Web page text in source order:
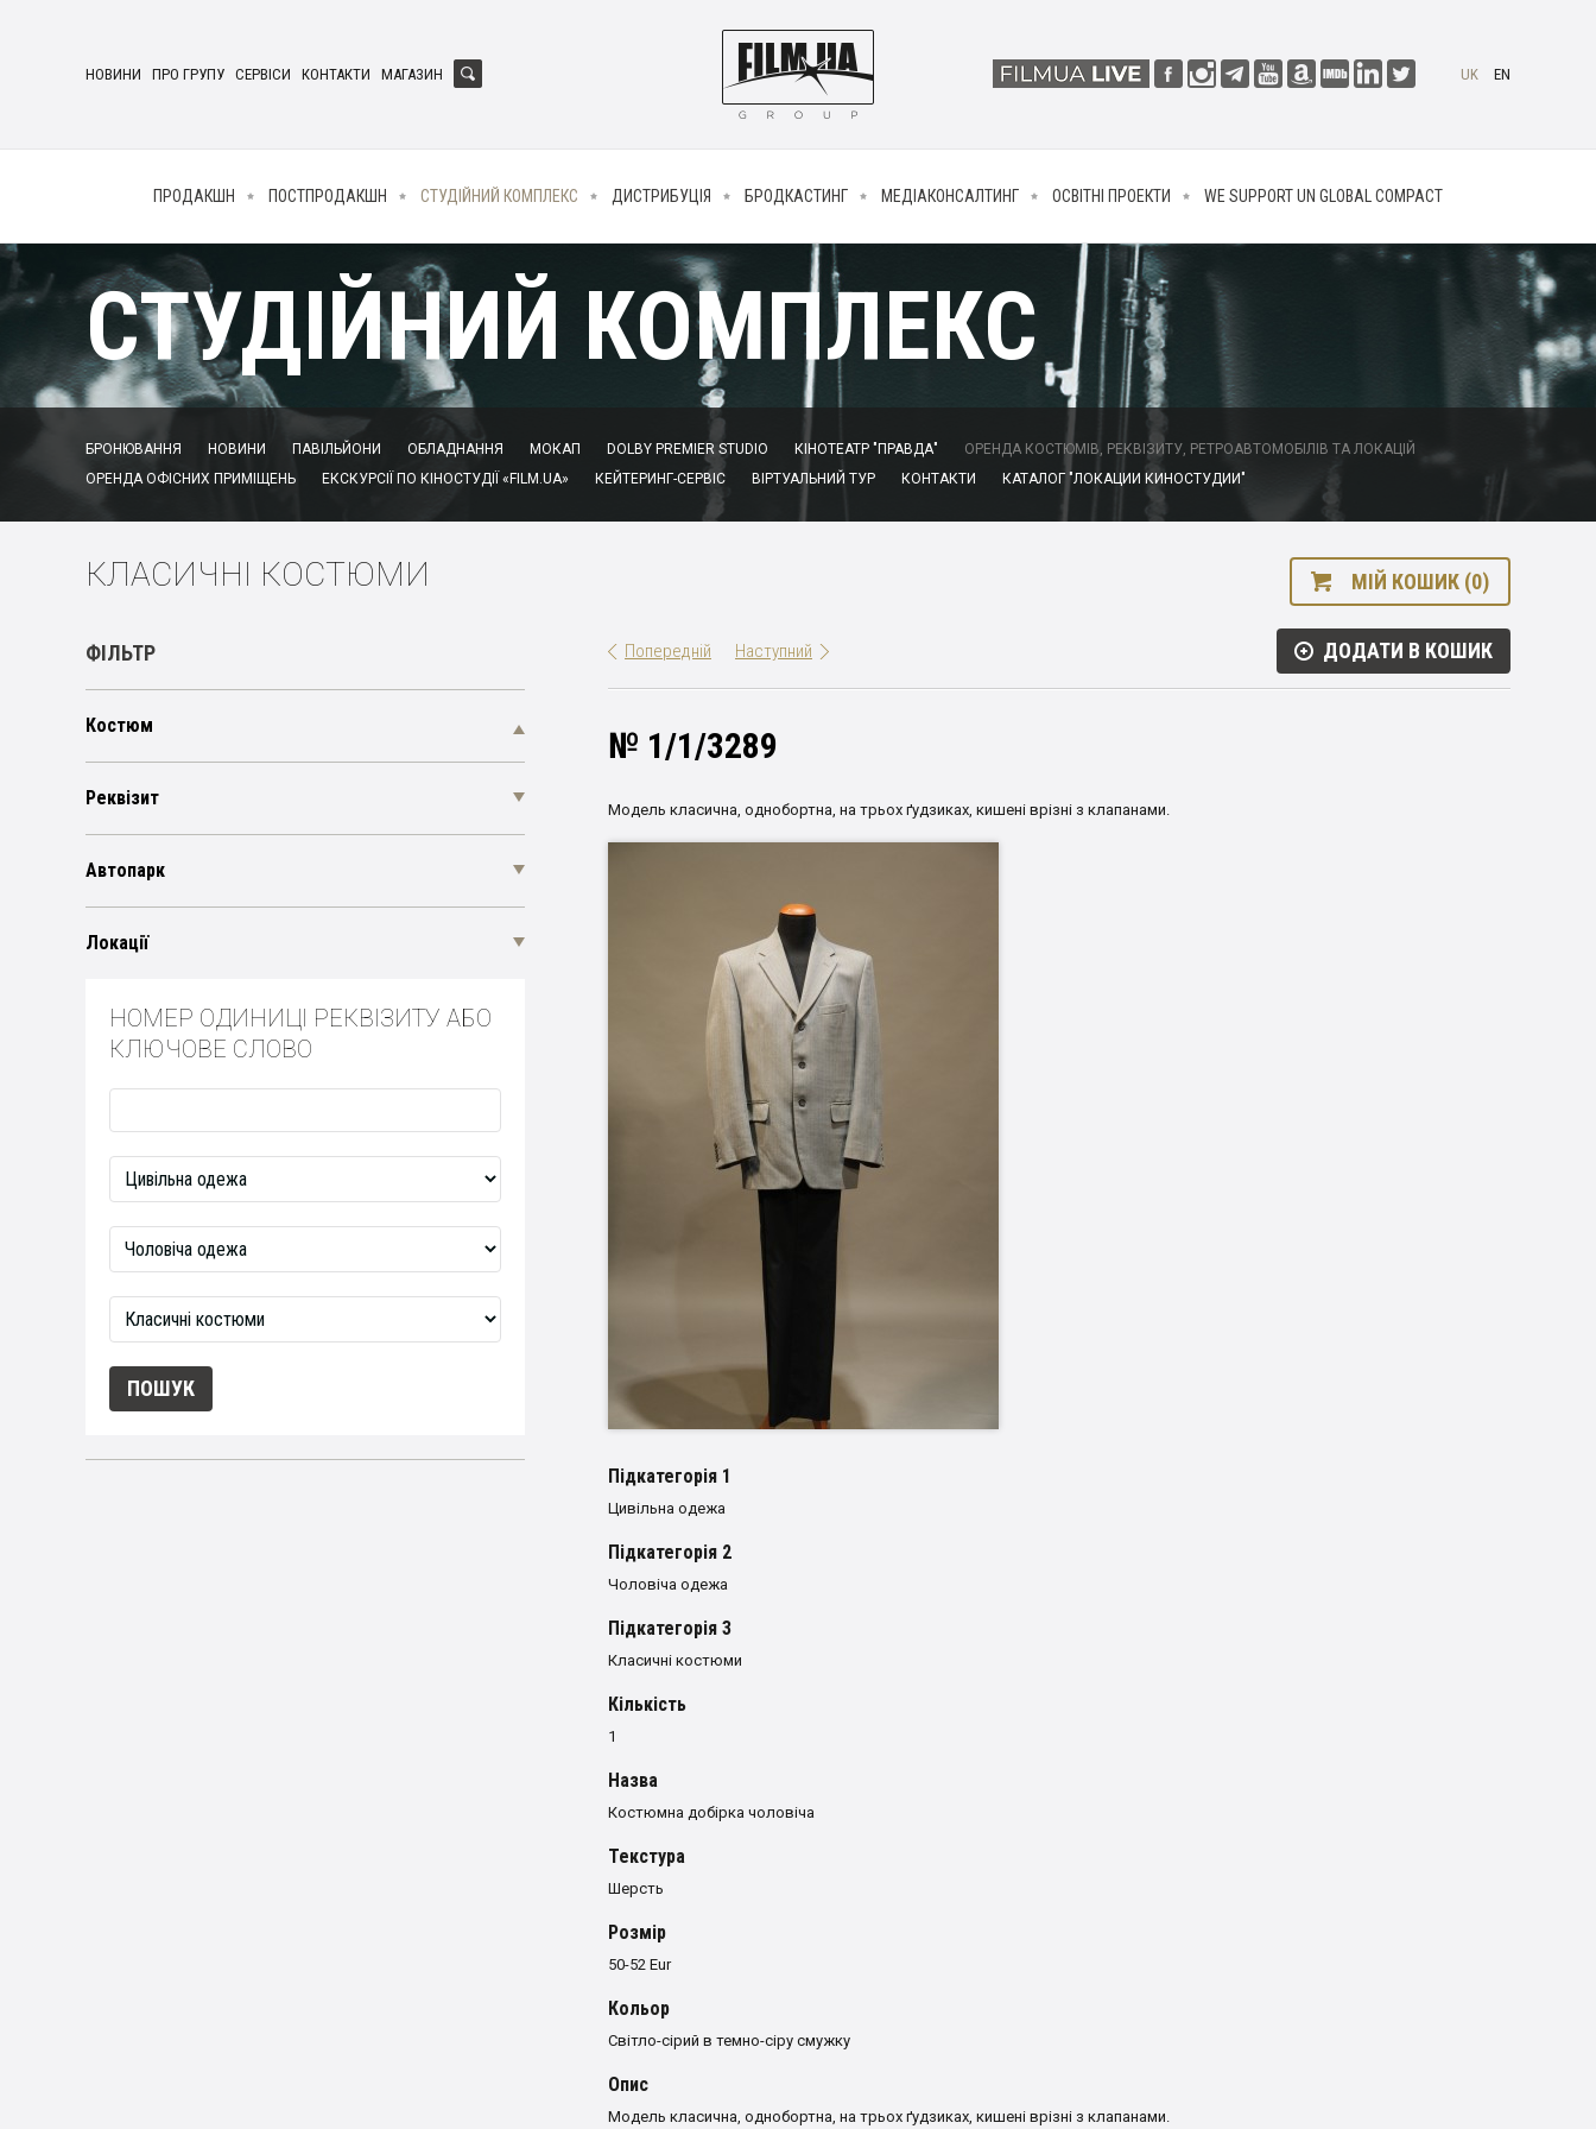
НОВИНИ ПРО ГРУПУ СЕРВІСИ КОНТАКТИ МАГАЗИН UK EN
ПРОДАКШН ПОСТПРОДАКШН СТУДІЙНИЙ КОМПЛЕКС ДИСТРИБУЦІЯ БРОДКАСТИНГ МЕДІАКОНСАЛТИНГ ОСВІТНІ ПРОЕКТИ WE SUPPORT UN GLOBAL COMPACT
СТУДІЙНИЙ КОМПЛЕКС
БРОНЮВАННЯ НОВИНИ ПАВІЛЬЙОНИ ОБЛАДНАННЯ МОКАП DOLBY PREMIER STUDIO КІНОТЕАТР "ПРАВДА"
ОРЕНДА КОСТЮМІВ, РЕКВІЗИТУ, РЕТРОАВТОМОБІЛІВ ТА ЛОКАЦІЙ
ОРЕНДА ОФІСНИХ ПРИМІЩЕНЬ
ЕКСКУРСІЇ ПО КІНОСТУДІЇ «FILM.UA» КЕЙТЕРИНГ-СЕРВІС ВІРТУАЛЬНИЙ ТУР КОНТАКТИ КАТАЛОГ "ЛОКАЦИИ КИНОСТУДИИ"
КЛАСИЧНІ КОСТЮМИ МІЙ КОШИК (0)
ФІЛЬТР
Костюм
Реквізит
Автопарк
Локації
НОМЕР ОДИНИЦІ РЕКВІЗИТУ АБО
КЛЮЧОВЕ СЛОВО
Попередній Наступний ДОДАТИ В КОШИК
№ 1/1/3289
Модель класична, однобортна, на трьох ґудзиках, кишені врізні з клапанами.
Пiдкатегорiя 1
Цивільна одежа
Пiдкатегорiя 2
Чоловіча одежа
Пiдкатегорiя 3
Класичні костюми
Кількість
1
Назва
Костюмна добірка чоловіча
Текстура
Шерсть
Розмiр
50-52 Eur
Кольор
Світло-сірий в темно-сіру смужку
Опис
Модель класична, однобортна, на трьох ґудзиках, кишені врізні з клапанами.